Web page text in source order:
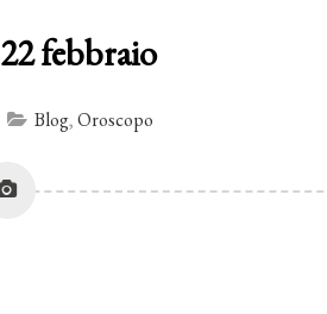
febbraio
Blog,Oroscopo